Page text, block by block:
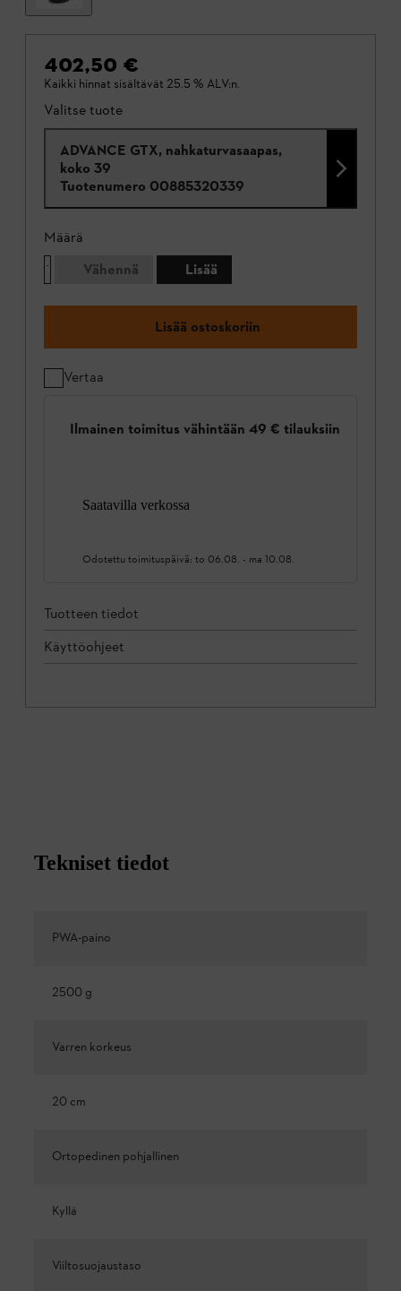
402,50 €
Kaikki hinnat sisältävät 25.5 % ALV:n.
Valitse tuote
ADVANCE GTX, nahkaturvasaapas,
koko 39
Tuotenumero 00885320339
Määrä
Vähennä
Lisää
Lisää ostoskoriin
Vertaa
Ilmainen toimitus vähintään 49 € tilauksiin
Saatavilla verkossa
Odotettu toimituspäivä: to 06.08. - ma 10.08.
Tuotteen tiedot
Käyttöohjeet
Tekniset tiedot
PWA-paino
2500 g
Varren korkeus
20 cm
Ortopedinen pohjallinen
Kyllä
Viiltosuojaustaso